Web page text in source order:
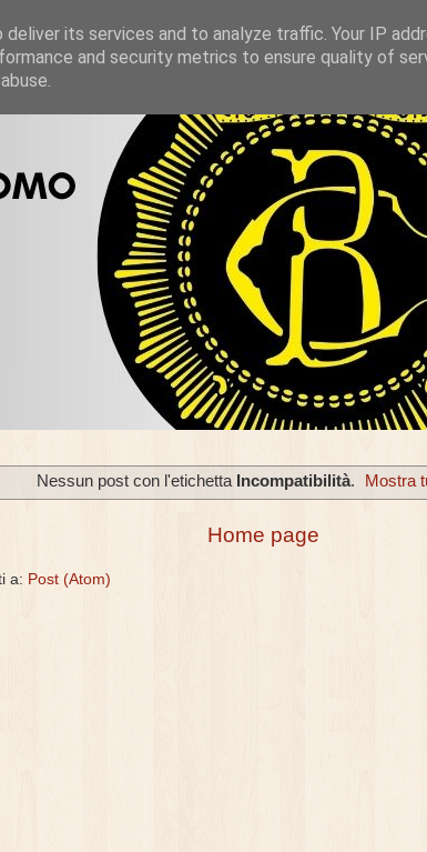
Nessun post con l'etichetta Incompatibilità. Mostra
Home page
a: Post (Atom)
its services and to analyze traffic. Your IP
and security metrics to ensure quality of